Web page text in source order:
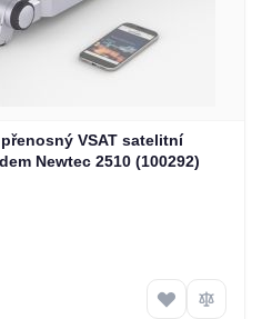
VSAT satelitní
Newtec 2510 (100292)